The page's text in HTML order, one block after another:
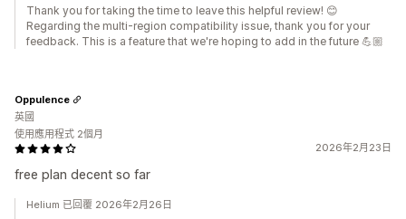
Thank you for taking the time to leave this helpful review! 😊
Regarding the multi-region compatibility issue, thank you for your
feedback. This is a feature that we're hoping to add in the future 💪🏼
2026年2月23日
free plan decent so far
Oppulence
英國
使用應用程式 2個月
Helium 已回覆 2026年2月26日